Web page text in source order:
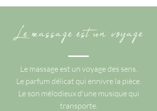
Le massage est un voyage
Le massage est un voyage des sens.
Le parfum délicat qui ennivre la pièce.
Le son mélodieux d'une musique qui
transporte.